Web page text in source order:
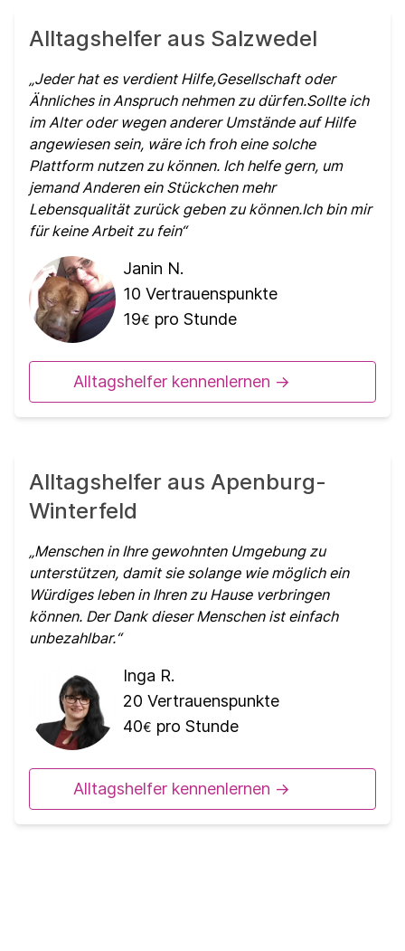
Alltagshelfer aus Salzwedel
Jeder hat es verdient Hilfe,Gesellschaft oder
Ähnliches in Anspruch nehmen zu dürfen.Sollte ich
im Alter oder wegen anderer Umstände auf Hilfe
angewiesen sein, wäre ich froh eine solche
Plattform nutzen zu können. Ich helfe gern, um
jemand Anderen ein Stückchen mehr
Lebensqualität zurück geben zu können.Ich bin mir
für keine Arbeit zu fein
Janin N.
10 Vertrauenspunkte
19€ pro Stunde
Alltagshelfer kennenlernen ->
Alltagshelfer aus Apenburg-
Winterfeld
Menschen in Ihre gewohnten Umgebung zu
unterstützen, damit sie solange wie möglich ein
Würdiges leben in Ihren zu Hause verbringen
können. Der Dank dieser Menschen ist einfach
unbezahlbar.
Inga R.
20 Vertrauenspunkte
40€ pro Stunde
Alltagshelfer kennenlernen ->